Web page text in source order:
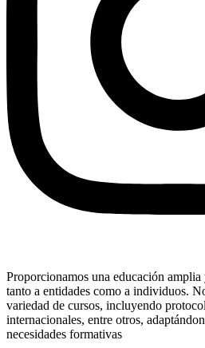
Proporcionamos una educación
tanto a entidades como a individuos.
variedad de cursos, incluyendo
internacionales, entre otros,
necesidades formativas